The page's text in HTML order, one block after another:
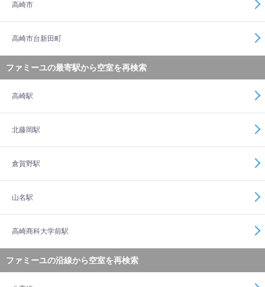
高崎市
高崎市台新田町
ファミーユの最寄駅から空室を再検索
高崎駅
北藤岡駅
倉賀野駅
山名駅
高崎商科大学前駅
ファミーユの沿線から空室を再検索